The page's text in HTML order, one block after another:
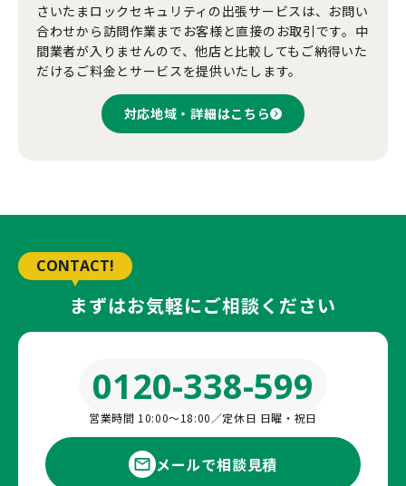
さいたまロックセキュリティの出張サービスは、お問い
合わせから訪問作業までお客様と直接のお取引です。中
間業者が入りませんので、他店と比較してもご納得いた
だけるご料金とサービスを提供いたします。
対応地域・詳細はこちら
CONTACT!
まずはお気軽にご相談ください
0120-338-599
営業時間 10:00〜18:00／定休日 日曜・祝日
メールで相談見積